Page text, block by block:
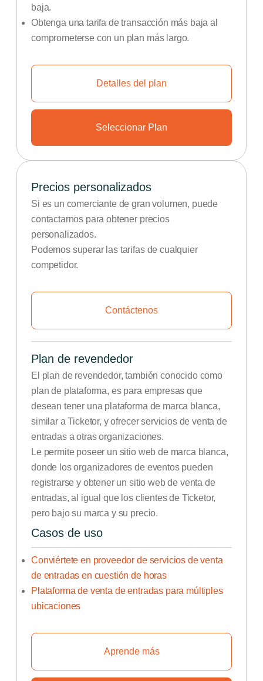
baja.
Obtenga una tarifa de transacción más baja al
comprometerse con un plan más largo.
Detalles del plan
Seleccionar Plan
Precios personalizados
Si es un comerciante de gran volumen, puede
contactarnos para obtener precios
personalizados.
Podemos superar las tarifas de cualquier
competidor.
Contáctenos
Plan de revendedor
El plan de revendedor, también conocido como
plan de plataforma, es para empresas que
desean tener una plataforma de marca blanca,
similar a Ticketor, y ofrecer servicios de venta de
entradas a otras organizaciones.
Le permite poseer un sitio web de marca blanca,
donde los organizadores de eventos pueden
registrarse y obtener un sitio web de venta de
entradas, al igual que los clientes de Ticketor,
pero bajo su marca y su precio.
Casos de uso
Conviértete en proveedor de servicios de venta
de entradas en cuestión de horas
Plataforma de venta de entradas para múltiples
ubicaciones
Aprende más